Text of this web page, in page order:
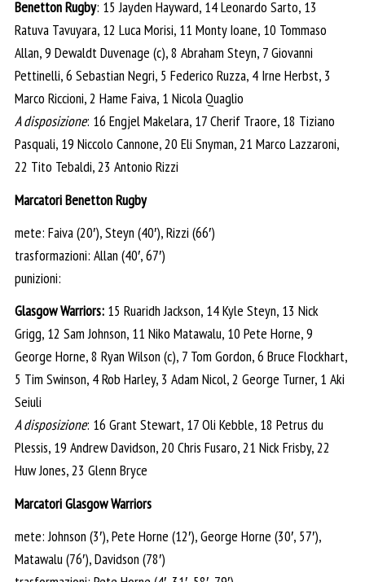
Benetton Rugby: 15 Jayden Hayward, 14 Leonardo Sarto, 13
Ratuva Tavuyara, 12 Luca Morisi, 11 Monty Ioane, 10 Tommaso
Allan, 9 Dewaldt Duvenage (c), 8 Abraham Steyn, 7 Giovanni
Pettinelli, 6 Sebastian Negri, 5 Federico Ruzza, 4 Irne Herbst, 3
Marco Riccioni, 2 Hame Faiva, 1 Nicola Quaglio
A disposizione: 16 Engjel Makelara, 17 Cherif Traore, 18 Tiziano
Pasquali, 19 Niccolo Cannone, 20 Eli Snyman, 21 Marco Lazzaroni,
22 Tito Tebaldi, 23 Antonio Rizzi
Marcatori Benetton Rugby
mete: Faiva (20′), Steyn (40′), Rizzi (66′)
trasformazioni: Allan (40′, 67′)
punizioni:
Glasgow Warriors: 15 Ruaridh Jackson, 14 Kyle Steyn, 13 Nick
Grigg, 12 Sam Johnson, 11 Niko Matawalu, 10 Pete Horne, 9
George Horne, 8 Ryan Wilson (c), 7 Tom Gordon, 6 Bruce Flockhart,
5 Tim Swinson, 4 Rob Harley, 3 Adam Nicol, 2 George Turner, 1 Aki
Seiuli
A disposizione: 16 Grant Stewart, 17 Oli Kebble, 18 Petrus du
Plessis, 19 Andrew Davidson, 20 Chris Fusaro, 21 Nick Frisby, 22
Huw Jones, 23 Glenn Bryce
Marcatori Glasgow Warriors
mete: Johnson (3′), Pete Horne (12′), George Horne (30′, 57′),
Matawalu (76′), Davidson (78′)